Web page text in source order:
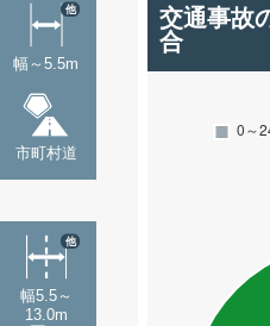
幅～5.5m
他
市町村道
幅5.5～
13.0m
他
交通事故
合